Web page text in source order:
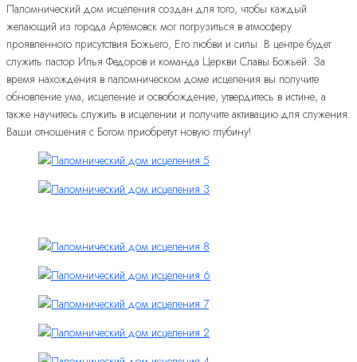
Паломнический дом исцеления создан для того, чтобы каждый
желающий из города Артёмовск мог погрузиться в атмосферу
проявленного присутствия Божьего, Его любви и силы. В центре будет
служить пастор Илья Федоров и команда Церкви Славы Божьей. За
время нахождения в паломническом доме исцеления вы получите
обновление ума, исцеление и освобождение, утвердитесь в истине, а
также научитесь служить в исцелении и получите активацию для служения.
Ваши отношения с Богом приобретут новую глубину!